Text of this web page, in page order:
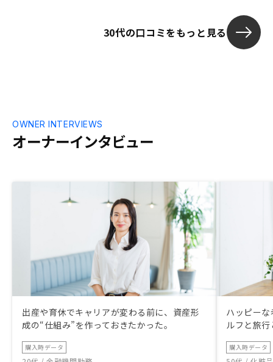
させていただ
必須という点
しい人がいる
30代の口コミをもっと見る
オーナーインタビュー
OWNER INTERVIEWS
出産や育休でキャリアが変わる前に、資産形
成の“仕組み”を作っておきたかった。
購入時データ
ハッピー
ルフと旅
購入時データ